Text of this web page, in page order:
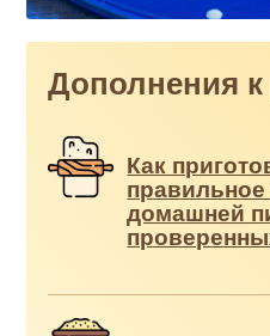
Дополнения к
Как
правильное
домашней